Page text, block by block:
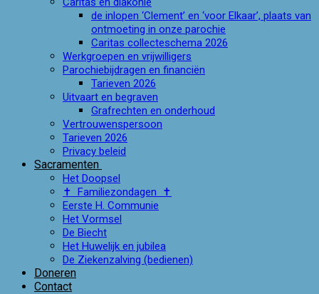
de inlopen ‘Clement’ en ‘voor Elkaar’, plaats van
ontmoeting in onze parochie
Caritas collecteschema 2026
Werkgroepen en vrijwilligers
Parochiebijdragen en financiën
Tarieven 2026
Uitvaart en begraven
Grafrechten en onderhoud
Vertrouwenspersoon
Tarieven 2026
Privacy beleid
Sacramenten
Het Doopsel
✝ Familiezondagen ✝
Eerste H. Communie
Het Vormsel
De Biecht
Het Huwelijk en jubilea
De Ziekenzalving (bedienen)
Doneren
Contact